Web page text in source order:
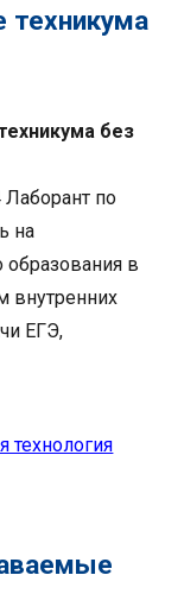
техникума
без
Лаборант по
на
в
внутренних
ЕГЭ,
технология